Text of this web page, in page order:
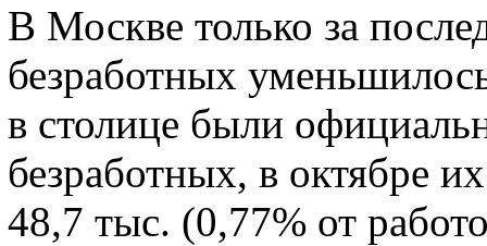
В Москве только за
безработных
в столице были
безработных, в октябре
48,7 тыс. (0,77% от